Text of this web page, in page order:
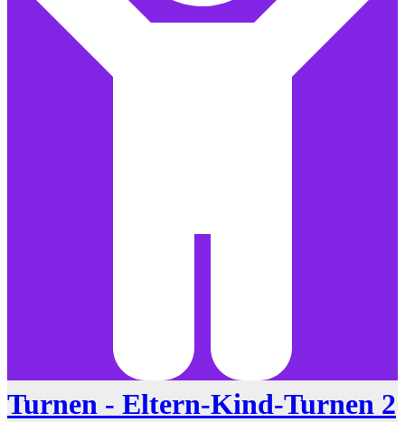
Turnen - Eltern-Kind-Turnen 2